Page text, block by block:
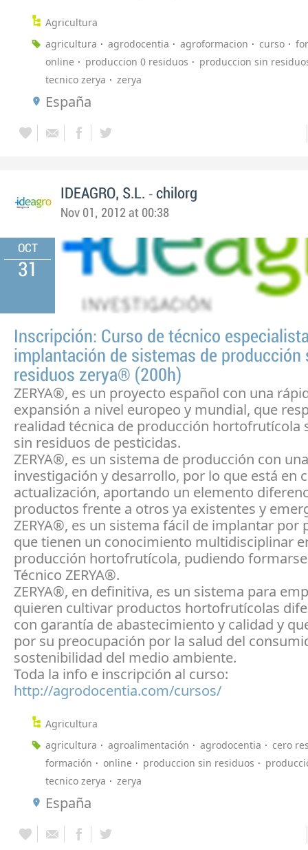
Agricultura
agricultura
agrodocentia agroformacion curso
online
produccion 0 residuos
produccion sin
tecnico zerya
zerya
España
IDEAGRO, S.L. - chilorg
Nov 01, 2012 at 00:38
OCT
31
Inscripción: Curso de técnico
implantación de sistemas de producción
residuos zerya® (200h)
ZERYA®, es un proyecto español con una
expansión a nivel europeo y mundial, que
realidad técnica de producción hortofrutícola
sin residuos de pesticidas.
ZERYA®, es un sistema de producción con
investigación y desarrollo, por lo que está en
actualización, aportando un elemento
productos frente a otros ya existentes y
ZERYA®, es un sistema fácil de implantar por
que tienen un conocimiento multidisciplinar
producción hortofrutícola, pudiendo
Técnico ZERYA®.
ZERYA®, en definitiva, es un sistema para
quieren cultivar productos hortofrutícolas
con garantía de abastecimiento y calidad y
por su preocupación por la salud del
sostenibilidad del medio ambiente.
Toda la info e inscripción al curso:
http://agrodocentia.com/cursos/
Agricultura
agricultura
agroalimentación agrodocentia
cero
formación
online produccion sin residuos
tecnico zerya
zerya
España